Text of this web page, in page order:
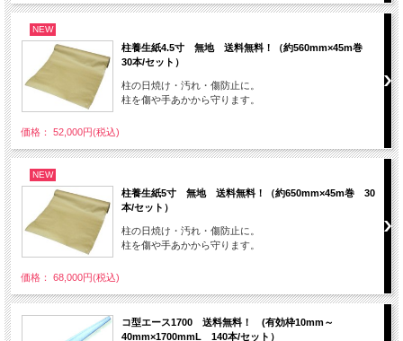
NEW
柱養生紙4.5寸 無地 送料無料！（約560mm×45m巻
30本/セット）
柱の日焼け・汚れ・傷防止に。
柱を傷や手あかから守ります。
価格： 52,000円(税込)
NEW
柱養生紙5寸 無地 送料無料！（約650mm×45m巻 30
本/セット）
柱の日焼け・汚れ・傷防止に。
柱を傷や手あかから守ります。
価格： 68,000円(税込)
コ型エース1700 送料無料！ (有効枠10mm～
40mm×1700mmL 140本/セット）